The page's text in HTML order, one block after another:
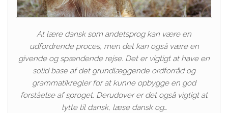
At lære dansk som andetsprog kan være en
udfordrende proces, men det kan også være en
givende og spændende rejse. Det er vigtigt at have en
solid base af det grundlæggende ordforråd og
grammatikregler for at kunne opbygge en god
forståelse af sproget. Derudover er det også vigtigt at
lytte til dansk, læse dansk og…